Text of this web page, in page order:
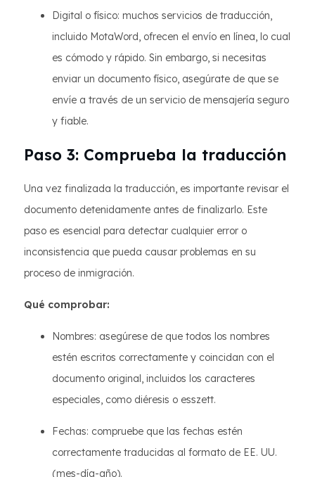
Digital o físico: muchos servicios de traducción,
incluido MotaWord, ofrecen el envío en línea, lo cual
es cómodo y rápido. Sin embargo, si necesitas
enviar un documento físico, asegúrate de que se
envíe a través de un servicio de mensajería seguro
y fiable.
Paso 3: Comprueba la traducción
Una vez finalizada la traducción, es importante revisar el
documento detenidamente antes de finalizarlo. Este
paso es esencial para detectar cualquier error o
inconsistencia que pueda causar problemas en su
proceso de inmigración.
Qué comprobar:
Nombres: asegúrese de que todos los nombres
estén escritos correctamente y coincidan con el
documento original, incluidos los caracteres
especiales, como diéresis o esszett.
Fechas: compruebe que las fechas estén
correctamente traducidas al formato de EE. UU.
(mes-día-año).